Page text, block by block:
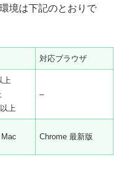
境は下記のとおりで
対応ブラウザ
上
上
–
Chrome 最新版